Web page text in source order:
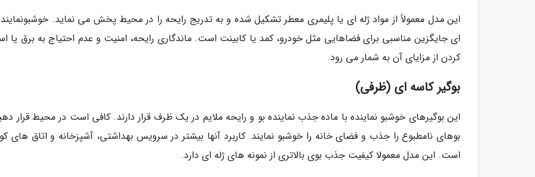
این مدل معمولاً از مواد ژله ای یا پلیمری معطر تشکیل شده و به تدریج رایحه را در محیط پخش می نماید.
ای جایگزین مناسبی برای فضاهایی مثل خودرو، کمد یا کابینت است. ماندگاری رایحه، امنیت و عدم احتیاج به برق یا
کردن از مزایای آن به شمار می رود.
بوگیر کاسه ای (ظرفی)
این بوگیرهای خوشبو نماینده با ماده جذب نماینده بو و رایحه ملایم در یک ظرف قرار دارند. کافی است در محیط قرار
بوهای نامطبوع را جذب و فضای خانه را خوشبو نمایند. کاربرد آنها بیشتر در سرویس بهداشتی، آشپزخانه و اتاق های
است. این مدل معمولا کیفیت جذب بوی بالاتری از نمونه های ژله ای دارد.